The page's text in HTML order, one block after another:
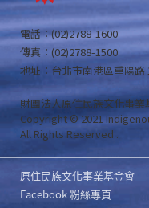
電話：(02)2788-1600
傳真：(02)2788-1500
地址：台北市南港區重陽路
財團法人原住民族文化事業
Copyright © 2021
All Rights Reserved .
原住民族文化事業基金會
Facebook 粉絲專頁